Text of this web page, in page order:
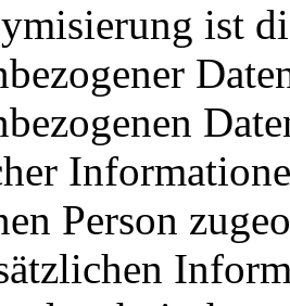
ist
Person